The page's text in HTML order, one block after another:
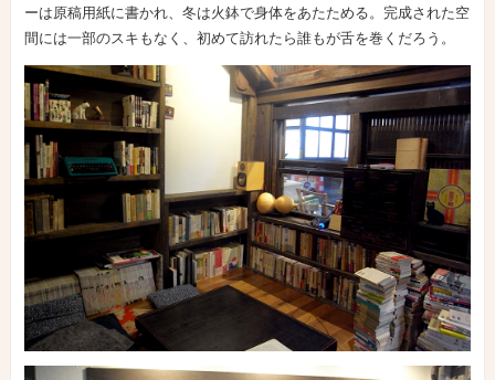
ーは原稿用紙に書かれ、冬は火鉢で身体をあたためる。完成された空
間には一部のスキもなく、初めて訪れたら誰もが舌を巻くだろう。